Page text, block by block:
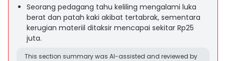
Seorang pedagang tahu keliling mengalami luka
berat dan patah kaki akibat tertabrak, sementara
kerugian materiil ditaksir mencapai sekitar Rp25
juta.
This section summary was AI-assisted and reviewed by